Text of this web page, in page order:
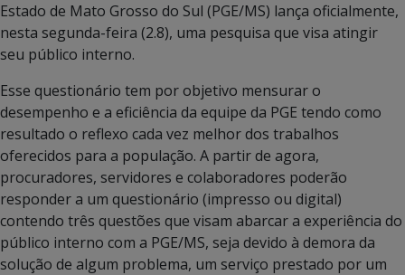
Estado de Mato Grosso do Sul (PGE/MS) lança oficialmente,
nesta segunda-feira (2.8), uma pesquisa que visa atingir
seu público interno.
Esse questionário tem por objetivo mensurar o
desempenho e a eficiência da equipe da PGE tendo como
resultado o reflexo cada vez melhor dos trabalhos
oferecidos para a população. A partir de agora,
procuradores, servidores e colaboradores poderão
responder a um questionário (impresso ou digital)
contendo três questões que visam abarcar a experiência do
público interno com a PGE/MS, seja devido à demora da
solução de algum problema, um serviço prestado por um